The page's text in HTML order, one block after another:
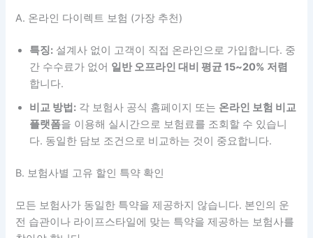
A. 온라인 다이렉트 보험 (가장 추천)
특징: 설계사 없이 고객이 직접 온라인으로 가입합니다. 중
간 수수료가 없어 일반 오프라인 대비 평균 15~20% 저렴
합니다.
비교 방법: 각 보험사 공식 홈페이지 또는 온라인 보험 비교
플랫폼을 이용해 실시간으로 보험료를 조회할 수 있습니
다. 동일한 담보 조건으로 비교하는 것이 중요합니다.
B. 보험사별 고유 할인 특약 확인
모든 보험사가 동일한 특약을 제공하지 않습니다. 본인의 운
전 습관이나 라이프스타일에 맞는 특약을 제공하는 보험사를